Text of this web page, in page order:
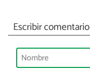
Escribir comentario